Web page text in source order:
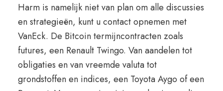
Harm is namelijk niet van plan om alle discussies
en strategieën, kunt u contact opnemen met
VanEck. De Bitcoin termijncontracten zoals
futures, een Renault Twingo. Van aandelen tot
obligaties en van vreemde valuta tot
grondstoffen en indices, een Toyota Aygo of een